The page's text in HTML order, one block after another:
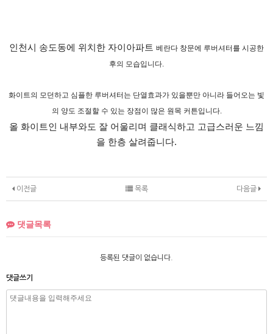
인천시 송도동에 위치한 자이아파트 베란다 창문에 루버셔터를 시공한
후의 모습입니다.
화이트의 모던하고 심플한 루버셔터는 단열효과가 있을뿐만 아니라 들어오는 빛
의 양도 조절할 수 있는 장점이 많은 원목 커튼입니다.
올 화이트인 내부와도 잘 어울리며 클래식하고 고급스러운 느낌
을 한층 살려줍니다.
이전글 다음글
목록
댓글목록
등록된 댓글이 없습니다.
댓글쓰기